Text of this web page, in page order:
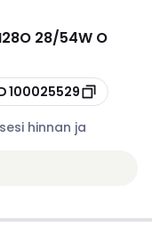
28/54W O
100025529
hinnan ja